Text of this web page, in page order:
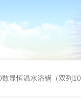
数显恒温水浴锅（双列